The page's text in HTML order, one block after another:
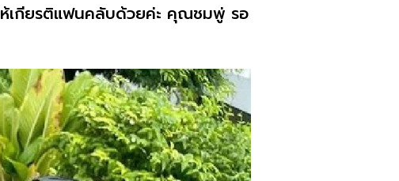
เกียรติแฟนคลับด้วยค่ะ คุณชมพู่ รอ